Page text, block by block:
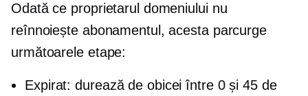
Odată ce proprietarul domeniului nu
reînnoiește abonamentul, acesta parcurge
următoarele etape:
Expirat: durează de obicei între 0 și 45 de